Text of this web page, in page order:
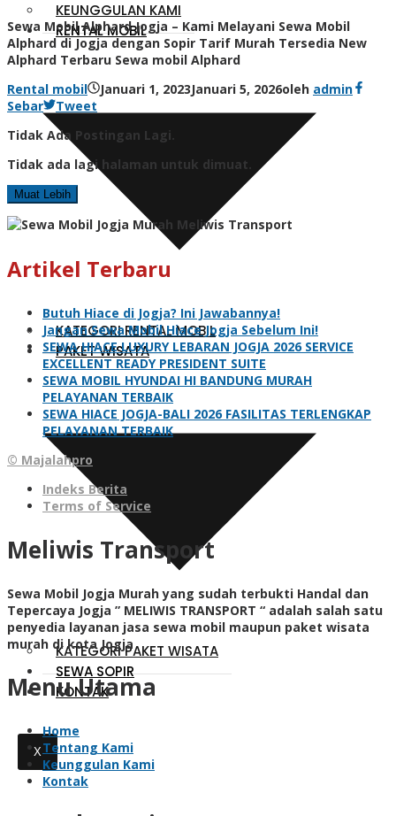
KEUNGGULAN KAMI
RENTAL MOBIL
KATEGORI RENTAL MOBIL
PAKET WISATA
KATEGORI PAKET WISATA
SEWA SOPIR
KONTAK
X
Sewa Mobil Alphard Jogja – Kami Melayani Sewa Mobil
Alphard di Jogja dengan Sopir Tarif Murah Tersedia New
Alphard Terbaru Sewa mobil Alphard
Rental mobil
Januari 1, 2023Januari 5, 2026oleh admin
Sebar
Tweet
Tidak Ada Postingan Lagi.
Tidak ada lagi halaman untuk dimuat.
Muat Lebih
Artikel Terbaru
Butuh Hiace di Jogja? Ini Jawabannya!
Jangan Sewa Mobil Hiace Jogja Sebelum Ini!
SEWA HIACE LUXURY LEBARAN JOGJA 2026 SERVICE
EXCELLENT READY PRESIDENT SUITE
SEWA MOBIL HYUNDAI HI BANDUNG MURAH
PELAYANAN TERBAIK
SEWA HIACE JOGJA-BALI 2026 FASILITAS TERLENGKAP
PELAYANAN TERBAIK
© Majalahpro
Indeks Berita
Terms of Service
Meliwis Transport
Sewa Mobil Jogja Murah yang sudah terbukti Handal dan
Tepercaya Jogja ” MELIWIS TRANSPORT “ adalah salah satu
penyedia layanan jasa sewa mobil maupun paket wisata
murah di kota Jogja
Menu Utama
Home
Tentang Kami
Keunggulan Kami
Kontak